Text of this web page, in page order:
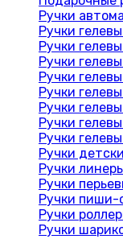
Ручки
Ручки
Ручки
Ручки
Ручки
Ручки
Ручки
Ручки
Ручки
Ручки
Ручки
Ручки
Ручки пиши-
Ручки
Ручки